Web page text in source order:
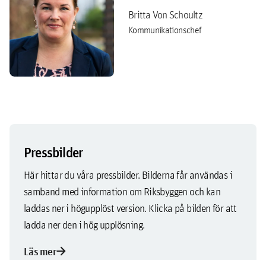
Britta Von Schoultz
Kommunikationschef
Pressbilder
Här hittar du våra pressbilder. Bilderna får användas i
samband med information om Riksbyggen och kan
laddas ner i högupplöst version. Klicka på bilden för att
ladda ner den i hög upplösning.
Läs merarrow_forward